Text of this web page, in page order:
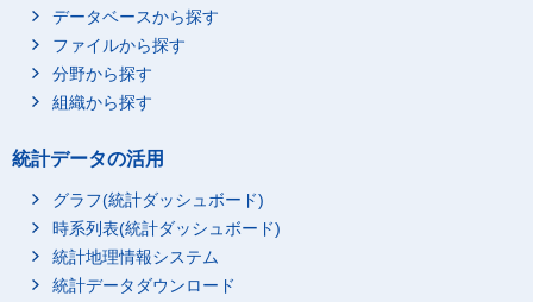
データベースから探す
ファイルから探す
分野から探す
組織から探す
統計データの活用
グラフ(統計ダッシュボード)
時系列表(統計ダッシュボード)
統計地理情報システム
統計データダウンロード